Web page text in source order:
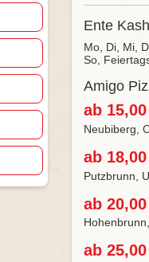
Ente
Mo, Di, Mi,
So,
Amigo
ab
Neubiberg,
ab
Putzbrunn,
ab
ab